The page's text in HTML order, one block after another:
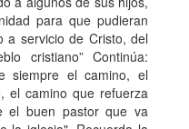
para que pudieran
a servicio de Cristo, del
cristiano” Continúa:
siempre el camino, el
el camino que refuerza
el buen pastor que va